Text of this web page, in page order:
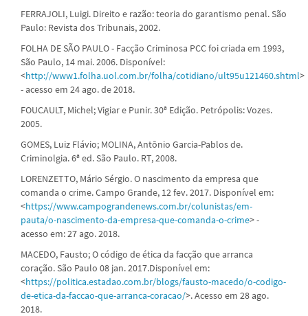
FERRAJOLI, Luigi. Direito e razão: teoria do garantismo penal. São
Paulo: Revista dos Tribunais, 2002.
FOLHA DE SÃO PAULO - Facção Criminosa PCC foi criada em 1993,
São Paulo, 14 mai. 2006. Disponível:
<http://www1.folha.uol.com.br/folha/cotidiano/ult95u121460.shtml>
- acesso em 24 ago. de 2018.
FOUCAULT, Michel; Vigiar e Punir. 30ª Edição. Petrópolis: Vozes.
2005.
GOMES, Luiz Flávio; MOLINA, Antônio Garcia-Pablos de.
Criminolgia. 6ª ed. São Paulo. RT, 2008.
LORENZETTO, Mário Sérgio. O nascimento da empresa que
comanda o crime. Campo Grande, 12 fev. 2017. Disponível em:
<https://www.campograndenews.com.br/colunistas/em-
pauta/o-nascimento-da-empresa-que-comanda-o-crime> -
acesso em: 27 ago. 2018.
MACEDO, Fausto; O código de ética da facção que arranca
coração. São Paulo 08 jan. 2017.Disponível em:
<https://politica.estadao.com.br/blogs/fausto-macedo/o-codigo-
de-etica-da-faccao-que-arranca-coracao/>. Acesso em 28 ago.
2018.